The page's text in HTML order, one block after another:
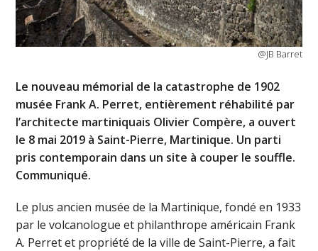
@JB Barret
Le nouveau mémorial de la catastrophe de 1902
musée Frank A. Perret, entièrement réhabilité par
l’architecte martiniquais Olivier Compère, a ouvert
le 8 mai 2019 à Saint-Pierre, Martinique. Un parti
pris contemporain dans un site à couper le souffle.
Communiqué.
Le plus ancien musée de la Martinique, fondé en 1933
par le volcanologue et philanthrope américain Frank
A. Perret et propriété de la ville de Saint-Pierre, a fait